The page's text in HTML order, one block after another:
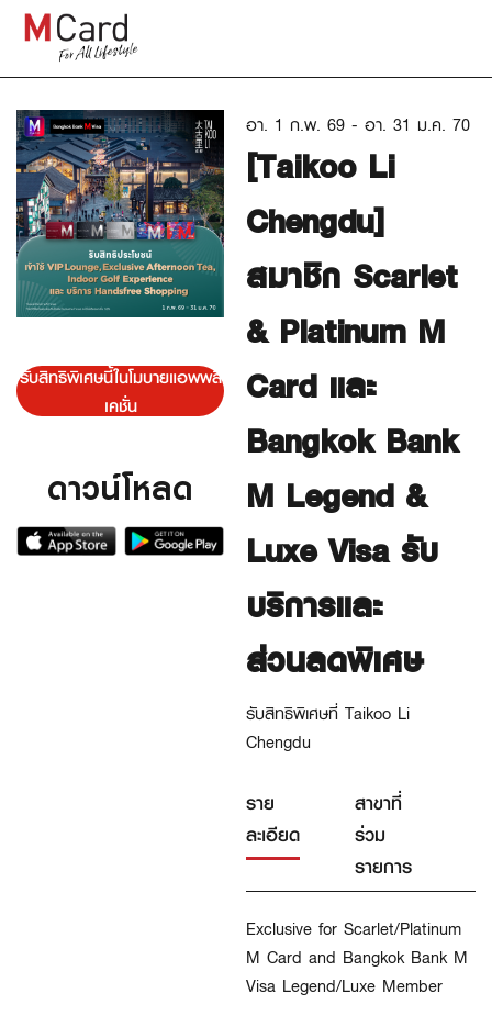
รับสิทธิพิเศษนี้ในโมบายแอพพลิ
เคชั่น
ดาวน์โหลด
อา. 1 ก.พ. 69 - อา. 31 ม.ค. 70
[Taikoo Li
Chengdu]
สมาชิก Scarlet
& Platinum M
Card และ
Bangkok Bank
M Legend &
Luxe Visa รับ
บริการและ
ส่วนลดพิเศษ
รับสิทธิพิเศษที่ Taikoo Li
Chengdu
ราย
ละเอียด
สาขาที่
ร่วม
รายการ
Exclusive for Scarlet/Platinum
M Card and Bangkok Bank M
Visa Legend/Luxe Member